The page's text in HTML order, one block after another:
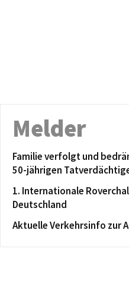
Melder
Familie verfolgt und
50-jährigen
1. Internationale
Deutschland
Aktuelle Verkehrsinfo zur